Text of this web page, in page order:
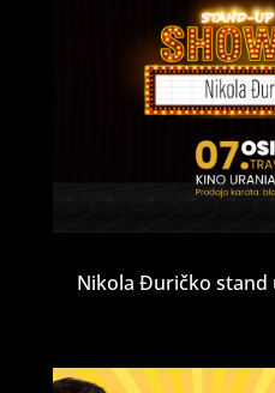
Nikola Đuričko stand